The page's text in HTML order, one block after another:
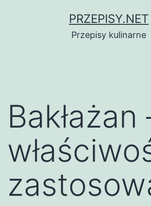
PRZEPISY.NET
Przepisy kulinarne
Bakłażan